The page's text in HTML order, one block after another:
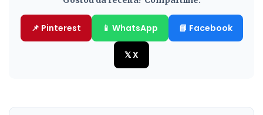
📌 Pinterest 📱 WhatsApp 📘 Facebook
𝕏 X